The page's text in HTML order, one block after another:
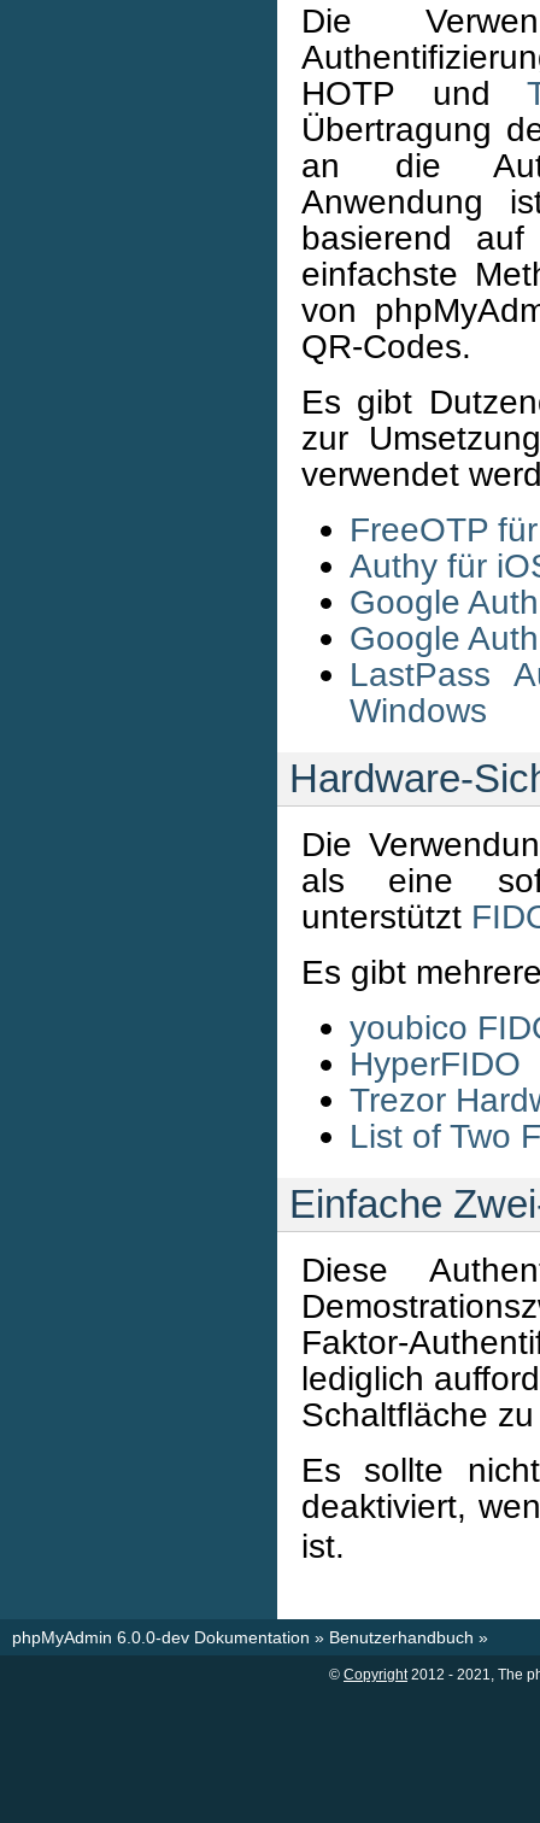
Die
HOTP und
Übertragung
an die
Anwendung
basierend
einfachste
von
QR-Codes.
Es gibt
zur
verwendet
FreeOTP
Authy für
Google
Google
LastPass
Windows
Hardware-
Die
als eine
unterstützt
Es gibt
youbico
HyperFIDO
Trezor
List of Two
Einfache
Diese
Faktor-
lediglich
Schaltfläche
Es sollte
deaktiviert,
ist.
phpMyAdmin 6.0.0-dev Dokumentation » Benutzerhandbuch »
© Copyright2012 - 2021, The